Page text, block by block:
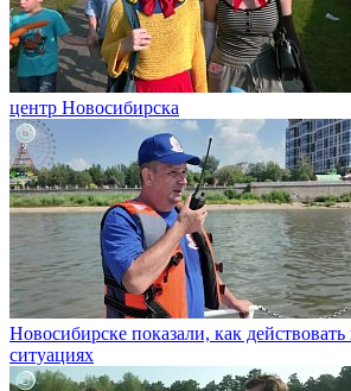
центр Новосибирска
Новосибирске показали, как
ситуациях